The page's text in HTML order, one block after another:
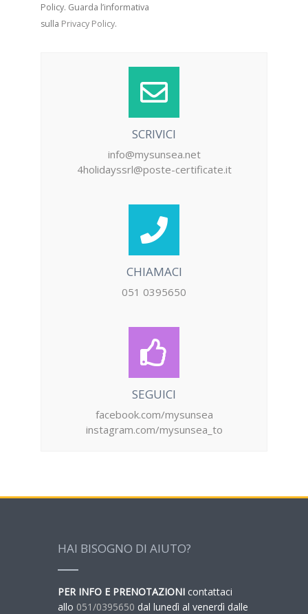
Policy. Guarda l’informativa
sulla Privacy Policy.
SCRIVICI
info@mysunsea.net
4holidayssrl@poste-certificate.it
CHIAMACI
051 0395650
SEGUICI
facebook.com/mysunsea
instagram.com/mysunsea_to
HAI BISOGNO DI AIUTO?
PER INFO E PRENOTAZIONI contattaci
allo 051/0395650 dal lunedì al venerdì dalle